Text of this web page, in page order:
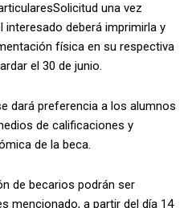
una vez
interesado deberá imprimirla y
física en su respectiva
el 30 de junio.
dará preferencia a los alumnos
de calificaciones y
de la beca.
de becarios podrán ser
mencionado, a partir del día 14